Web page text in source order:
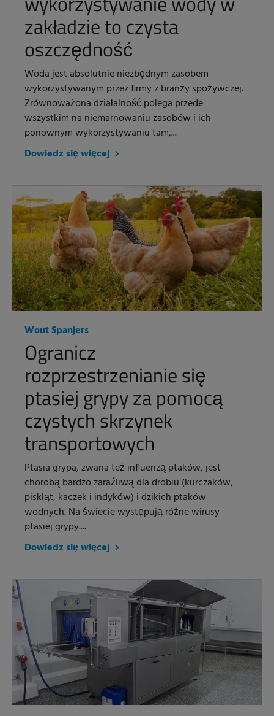
zakładzie to czysta
oszczędność
Woda jest absolutnie niezbędnym zasobem
wykorzystywanym przez firmy z branży spożywczej.
Zrównoważona działalność polega przede
wszystkim na niemarnowaniu zasobów i ich
ponownym wykorzystywaniu tam,...
Dowiedz się więcej
Wout Spanjers
Ogranicz
rozprzestrzenianie się
ptasiej grypy za pomocą
czystych skrzynek
transportowych
Ptasia grypa, zwana też influenzą ptaków, jest
chorobą bardzo zaraźliwą dla drobiu (kurczaków,
piskląt, kaczek i indyków) i dzikich ptaków
wodnych. Na świecie występują różne wirusy
ptasiej grypy....
Dowiedz się więcej